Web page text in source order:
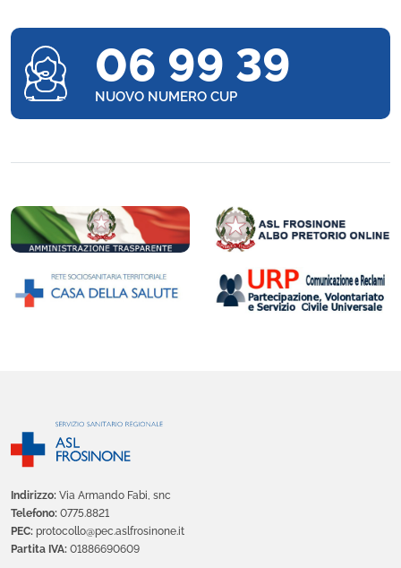
06 99 39
NUOVO NUMERO CUP
Indirizzo: Via Armando Fabi, snc
Telefono: 0775.8821
PEC: protocollo@pec.aslfrosinone.it
Partita IVA: 01886690609